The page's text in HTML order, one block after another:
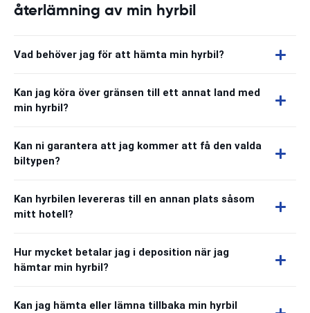
återlämning av min hyrbil
Vad behöver jag för att hämta min hyrbil?
Kan jag köra över gränsen till ett annat land med
min hyrbil?
Kan ni garantera att jag kommer att få den valda
biltypen?
Kan hyrbilen levereras till en annan plats såsom
mitt hotell?
Hur mycket betalar jag i deposition när jag
hämtar min hyrbil?
Kan jag hämta eller lämna tillbaka min hyrbil